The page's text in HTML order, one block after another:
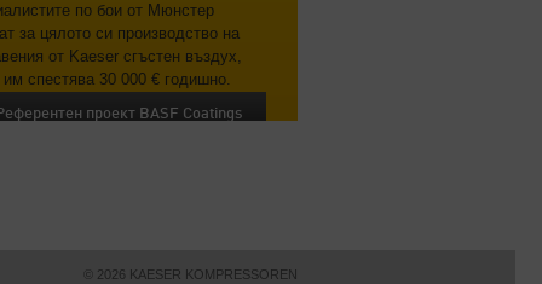
по бои от Мюнстер
за цялото си производство на
от Kaeser сгъстен въздух,
им спестява 30 000 € годишно.
проект BASF Coatings
© 2026 KAESER KOMPRESSOREN